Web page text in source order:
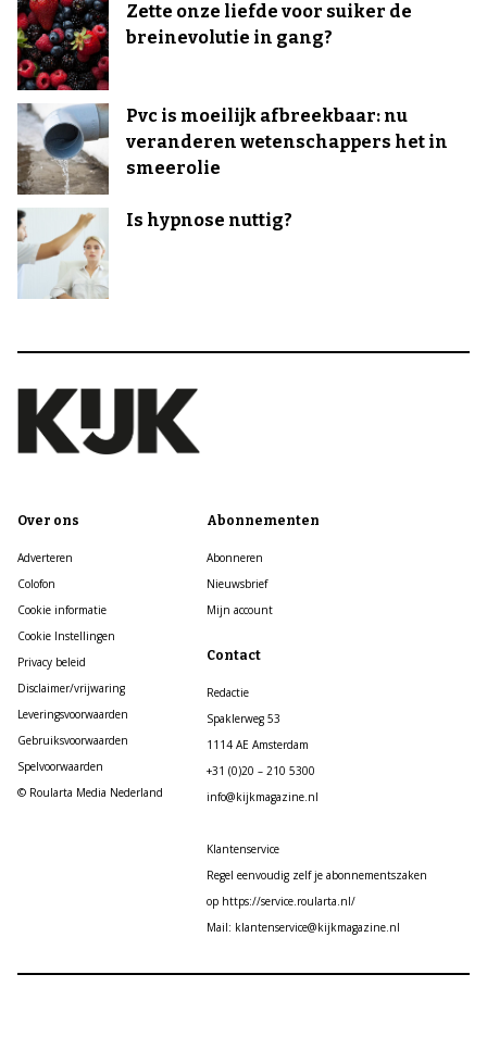
Zette onze liefde voor suiker de
breinevolutie in gang?
Pvc is moeilijk afbreekbaar: nu
veranderen wetenschappers het in
smeerolie
Is hypnose nuttig?
Over ons
Adverteren
Colofon
Cookie informatie
Cookie Instellingen
Privacy beleid
Disclaimer/vrijwaring
Leveringsvoorwaarden
Gebruiksvoorwaarden
Spelvoorwaarden
© Roularta Media Nederland
Abonnementen
Abonneren
Nieuwsbrief
Mijn account
Contact
Redactie
Spaklerweg 53
1114 AE Amsterdam
+31 (0)20 – 210 5300
info@kijkmagazine.nl
Klantenservice
Regel eenvoudig zelf je abonnementszaken
op https://service.roularta.nl/
Mail: klantenservice@kijkmagazine.nl